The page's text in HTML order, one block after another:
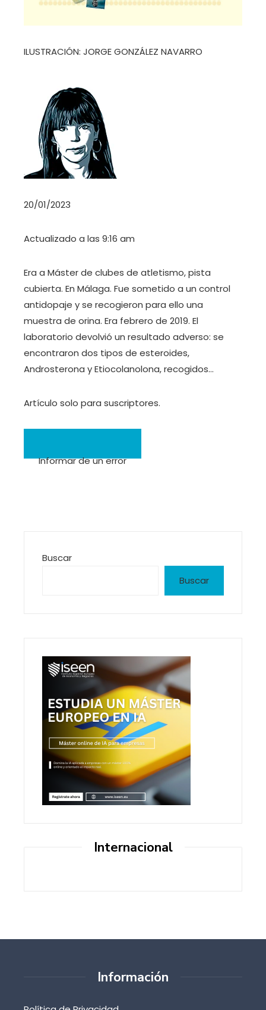
ILUSTRACIÓN: JORGE GONZÁLEZ NAVARRO
20/01/2023
Actualizado a las 9:16 am
Era a Máster de clubes de atletismo, pista
cubierta. En Málaga. Fue sometido a un control
antidopaje y se recogieron para ello una
muestra de orina. Era febrero de 2019. El
laboratorio devolvió un resultado adverso: se
encontraron dos tipos de esteroides,
Androsterona y Etiocolanolona, ​​​​​​recogidos…
Artículo solo para suscriptores.
Informar de un error
Buscar
Buscar
Internacional
Información